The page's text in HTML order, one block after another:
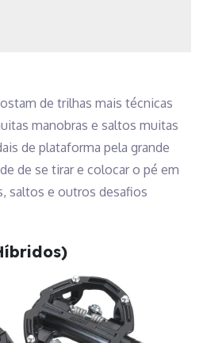
de trilhas mais técnicas
manobras e saltos muitas
de plataforma pela grande
de se tirar e colocar o pé em
saltos e outros desafios